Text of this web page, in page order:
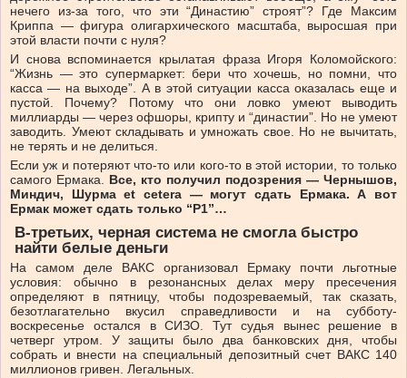
нечего из-за того, что эти “Династию” строят”? Где Максим
Криппа — фигура олигархического масштаба, выросшая при
этой власти почти с нуля?
И снова вспоминается крылатая фраза Игоря Коломойского:
“Жизнь — это супермаркет: бери что хочешь, но помни, что
касса — на выходе”. А в этой ситуации касса оказалась еще и
пустой. Почему? Потому что они ловко умеют выводить
миллиарды — через офшоры, крипту и “династии”. Но не умеют
заводить. Умеют складывать и умножать свое. Но не вычитать,
не терять и не делиться.
Если уж и потеряют что-то или кого-то в этой истории, то только
самого Ермака. Все, кто получил подозрения — Чернышов,
Миндич,
Шурма et cetera — могут сдать Ермака. А
вот
Ермак может сдать только “Р1”…
В-третьих, черная система не смогла быстро
найти белые деньги
На самом деле ВАКС организовал Ермаку почти льготные
условия: обычно в резонансных делах меру пресечения
определяют в пятницу, чтобы подозреваемый, так сказать,
безотлагательно вкусил справедливости и на субботу-
воскресенье остался в СИЗО. Тут судья вынес решение в
четверг утром. У защиты было два банковских дня, чтобы
собрать и внести на специальный депозитный счет ВАКС 140
миллионов гривен. Легальных.